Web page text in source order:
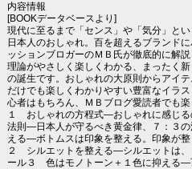
内容情報
[BOOKデータベースより]
現代に至るまで「センス」や「気分」と
日本人のおしゃれ。百を超えるブランド
ッションブロガーのＭＢ氏が徹底的に解
理論がやさしく楽しくわかる、まったく
の誕生です。おしゃれの大原則からアイ
だけでも楽しくわかりやすい豊富なイラ
心者はもちろん、ＭＢブログ愛読者でも楽
１ おしゃれの方程式―おしゃれに感じる
法則―日本人が守るべき黄金律、７：３
える―ボトムスは印象を整える。印象が
２ シルエットを整える―シルエットは、
ール３ 色はモノトーン＋１色に抑える―